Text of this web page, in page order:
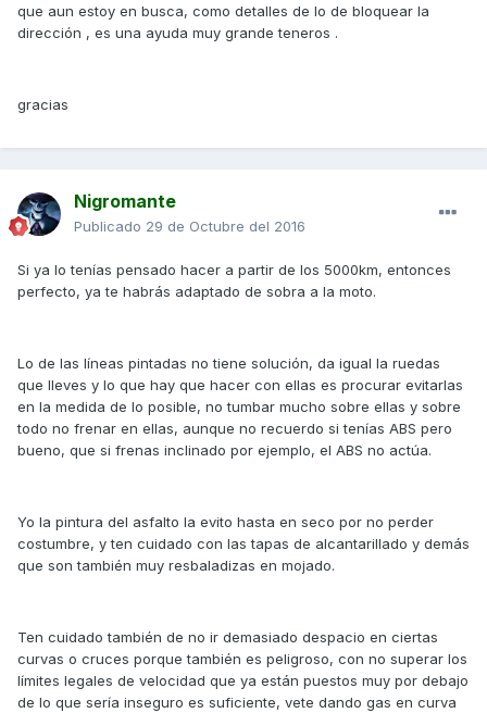
que aun estoy en busca, como detalles de lo de bloquear la
dirección , es una ayuda muy grande teneros .
gracias
Nigromante
Publicado 29 de Octubre del 2016
Si ya lo tenías pensado hacer a partir de los 5000km, entonces
perfecto, ya te habrás adaptado de sobra a la moto.
Lo de las líneas pintadas no tiene solución, da igual la ruedas
que lleves y lo que hay que hacer con ellas es procurar evitarlas
en la medida de lo posible, no tumbar mucho sobre ellas y sobre
todo no frenar en ellas, aunque no recuerdo si tenías ABS pero
bueno, que si frenas inclinado por ejemplo, el ABS no actúa.
Yo la pintura del asfalto la evito hasta en seco por no perder
costumbre, y ten cuidado con las tapas de alcantarillado y demás
que son también muy resbaladizas en mojado.
Ten cuidado también de no ir demasiado despacio en ciertas
curvas o cruces porque también es peligroso, con no superar los
límites legales de velocidad que ya están puestos muy por debajo
de lo que sería inseguro es suficiente, vete dando gas en curva